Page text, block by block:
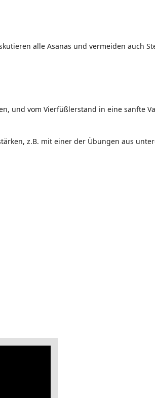
alle Asanas und vermeiden auch
und vom Vierfüßlerstand in eine sanfte
z.B. mit einer der Übungen aus